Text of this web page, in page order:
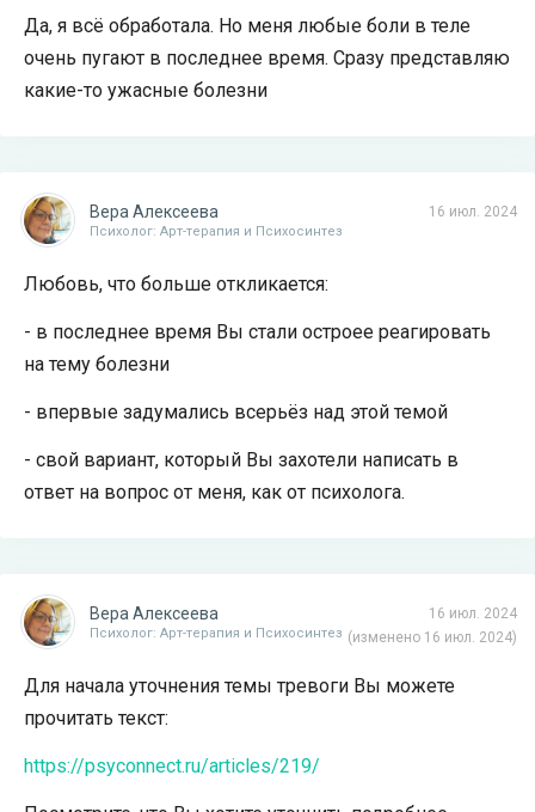
Да, я всё обработала. Но меня любые боли в теле
очень пугают в последнее время. Сразу представляю
какие-то ужасные болезни
16 июл. 2024
Вера Алексеева
Психолог: Арт-терапия и Психосинтез
Любовь, что больше откликается:
- в последнее время Вы стали остроее реагировать
на тему болезни
- впервые задумались всерьёз над этой темой
- свой вариант, который Вы захотели написать в
ответ на вопрос от меня, как от психолога.
16 июл. 2024
(изменено 16 июл. 2024)
Вера Алексеева
Психолог: Арт-терапия и Психосинтез
Для начала уточнения темы тревоги Вы можете
прочитать текст:
https://psyconnect.ru/articles/219/